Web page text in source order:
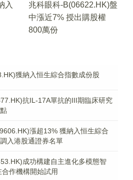
入
兆科眼科-B(06622.HK)盤
中漲近7% 授出購股權
800萬份
獲納入恒生綜合指數成份股
抗IL-17A單抗的III期臨床研究
漲超13% 獲納入恒生綜合
入港股通證券名單
成功構建自主進化多模態智
作機構開始試用